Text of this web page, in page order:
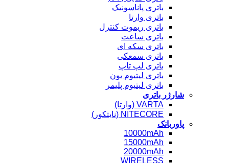
باتری پاناسونیک
باتری وارتا
باتری ریموت کنترل
باتری ساعت
باتری سکه ای
باتری سمعکی
باتری لپ تاپ
باتری لیتیوم یون
باتری لیتیوم پلیمر
شارژر باتری
VARTA (وارتا)
NITECORE (نایتکور)
پاوربانک
10000mAh
15000mAh
20000mAh
WIRELESS